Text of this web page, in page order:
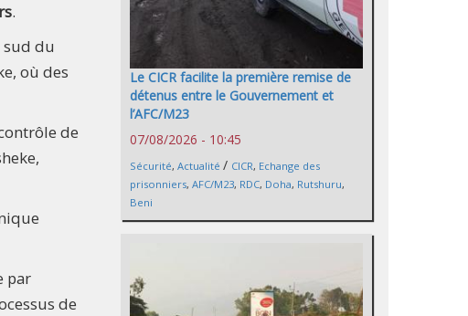
.
sud du
où des
de
par
de
Le CICR facilite la première remise de
détenus entre le Gouvernement et
l’AFC/M23
07/08/2026 - 10:45
Sécurité, Actualité / CICR, Echange des
prisonniers, AFC/M23, RDC, Doha, Rutshuru,
Beni